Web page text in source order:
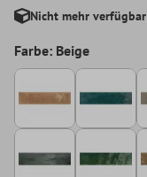
Nicht mehr verfügbar
Farbe: Beige